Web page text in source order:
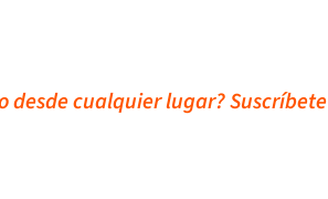
desde cualquier lugar? Suscríbete